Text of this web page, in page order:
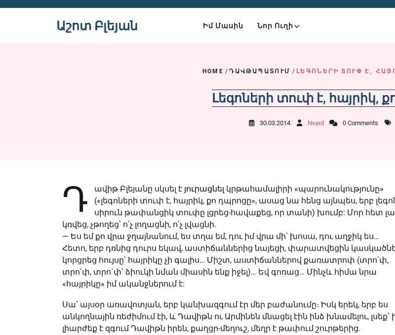
Աշոտ Բլեյան Իմ Մասին Նոր Ուղի
HOME /ԴԱՎԹԱՊԱՏՈՒՄ / ԼԵԳՈՆԵՐԻ ՏՈՒՓ Է,
Լեգոների տուփ է, հայրիկ,
30.03.2014 Nvard 0 Comments
Դ ավիթ Բլեյանը սկսել է յուրացնել կրթահամալիրի «պարունակությունը»
(«լեգոների տուփ է, հայրիկ, քո դպրոցը», ասաց նա հենց այնպես, երբ
սիրուն թափանցիկ տուփը լցրեց-հավաքեց, որ տանի) խումբ: Մոր հետ
կռվեց, չթողեց՝ ո՛չ լողացնի, ո՛չ լվացնի.
— Ես եմ քո վրա ջղայնանում, ես տղա եմ, դու իմ վրա մի՛ խոսա, դու աղջիկ ես…
Հետո, երբ դռնից դուրս եկավ, աստիճաններից նայեցի, փարատվեցին
կորցրեց հույսը՝ հայրիկը չի գալիս… Միշտ, աստիճաններով քառատրոփ (տրո՛փ,
տրո՛փ, տրո´փ՝ ձիուկի նման միասին ենք իջել)… Եվ գոռաց… Մինչև հիմա նրա
«հայրիկը» իմ ականջներում է:
Սա՝ այսօր առավոտյան, երբ կանխազգում էր մեր բաժանումը։ Իսկ երեկ, երբ ես
անկողնային ռեժիմում էի, և Դավիթն ու Արմինեն մնացել էին ինձ խնամելու, լսեք՝
լիարժեք է զգում Դավիթն իրեն, քաղցր-մեղուշ, մեղր է թափում շուրթերից.